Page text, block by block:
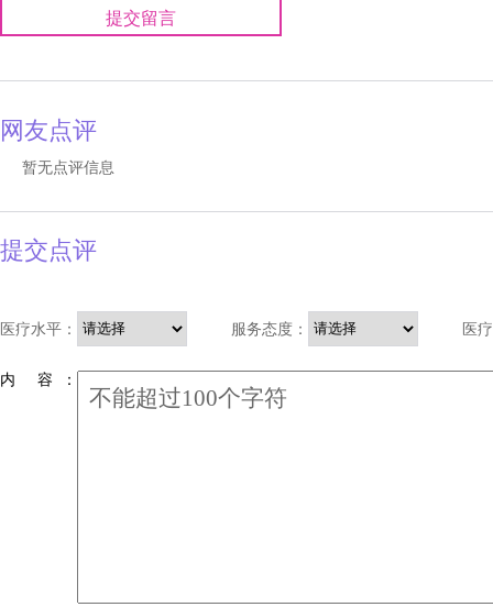
提交留言
网友点评
暂无点评信息
提交点评
医疗水平： 服务态度： 医
内 容 ：